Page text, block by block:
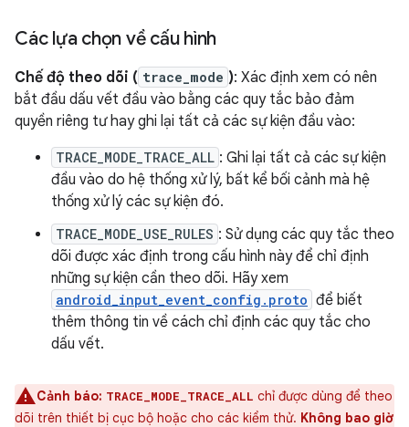
Các lựa chọn về cấu hình
Chế độ theo dõi ( trace_mode ): Xác định xem có nên
bắt đầu dấu vết đầu vào bằng các quy tắc bảo đảm
quyền riêng tư hay ghi lại tất cả các sự kiện đầu vào:
TRACE_MODE_TRACE_ALL : Ghi lại tất cả các sự kiện
đầu vào do hệ thống xử lý, bất kể bối cảnh mà hệ
thống xử lý các sự kiện đó.
TRACE_MODE_USE_RULES : Sử dụng các quy tắc theo
dõi được xác định trong cấu hình này để chỉ định
những sự kiện cần theo dõi. Hãy xem
android_input_event_config.proto để biết
thêm thông tin về cách chỉ định các quy tắc cho
dấu vết.
Cảnh báo: TRACE_MODE_TRACE_ALL chỉ được dùng để theo
dõi trên thiết bị cục bộ hoặc cho các kiểm thử. Không bao giờ